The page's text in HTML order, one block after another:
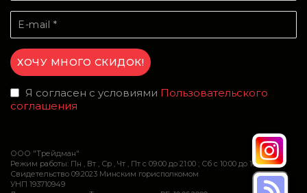
Я согласен с условиями Пользовательского
соглашения
ООО "Трейдман"
Режим работы: Пн , Вт , Ср , Чт , Пт c 09:00 до 21:00 ; Сб c 10:00 до 16:00
Свидетельство 09.2023 Минским горисполкомом
УНП 193710949